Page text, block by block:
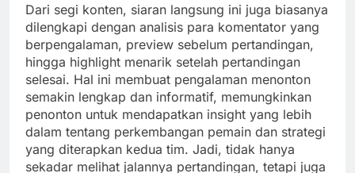
Dari segi konten, siaran langsung ini juga biasanya
dilengkapi dengan analisis para komentator yang
berpengalaman, preview sebelum pertandingan,
hingga highlight menarik setelah pertandingan
selesai. Hal ini membuat pengalaman menonton
semakin lengkap dan informatif, memungkinkan
penonton untuk mendapatkan insight yang lebih
dalam tentang perkembangan pemain dan strategi
yang diterapkan kedua tim. Jadi, tidak hanya
sekadar melihat jalannya pertandingan, tetapi juga